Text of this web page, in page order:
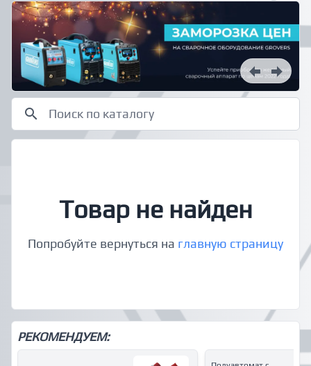
Товар не найден
Попробуйте вернуться на главную страницу
РЕКОМЕНДУЕМ: